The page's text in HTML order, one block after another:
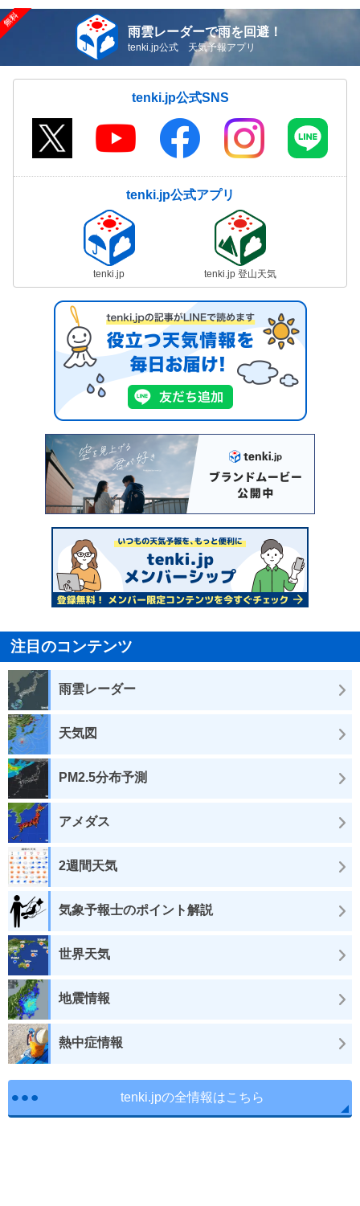
雨雲レーダーで雨を回避！
tenki.jp公式 天気予報アプリ
tenki.jp公式SNS
tenki.jp公式アプリ
tenki.jp tenki.jp 登山天気
注目のコンテンツ
雨雲レーダー
天気図
PM2.5分布予測
アメダス
2週間天気
気象予報士のポイント解説
世界天気
地震情報
熱中症情報
tenki.jpの全情報はこちら